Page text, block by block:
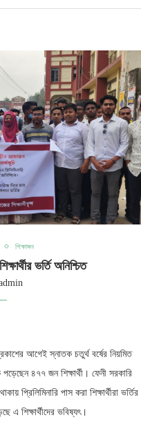
শিক্ষাঙ্গন
ভর্তি অনিশ্চিত
আগেই স্নাতক চতুর্থ বর্ষের নিয়মিত
পড়েছেন ৪৭৭ জন শিক্ষার্থী। ফেনী সরকারি
প্রিলিমিনারি পাস করা শিক্ষার্থীরা ভর্তির
এ শিক্ষার্থীদের ভবিষ্যৎ।